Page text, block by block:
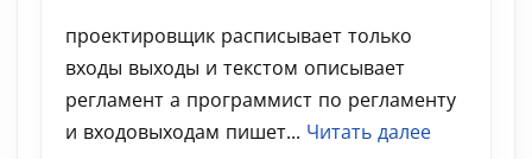
проектировщик расписывает только
входы выходы и текстом описывает
регламент а программист по регламенту
и входовыходам пишет... Читать далее